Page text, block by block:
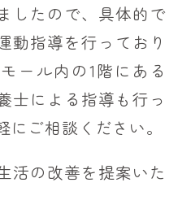
したので、具体的で
動指導を行っており
ール内の1階にある
士による指導も行っ
ご相談ください。
活の改善を提案いた